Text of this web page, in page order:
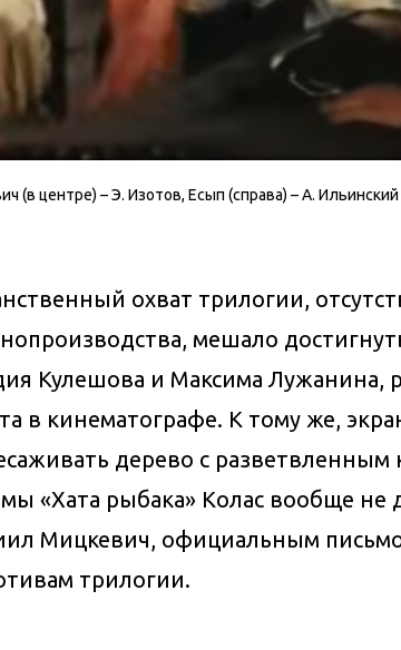
(в центре) – Э. Изотов, Есып (справа) – А. Ильинский
охват трилогии,
мешало
Кулешова и Максима Лужанина,
в кинематографе. К тому же,
дерево с
«Хата рыбака» Колас вообще не
Мицкевич, официальным
трилогии.